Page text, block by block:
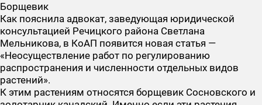
Борщевик
Как пояснила адвокат, заведующая юридической
консультацией Речицкого района Светлана
Мельникова, в КоАП появится новая статья —
«Неосуществление работ по регулированию
распространения и численности отдельных видов
растений».
К этим растениям относятся борщевик Сосновского и